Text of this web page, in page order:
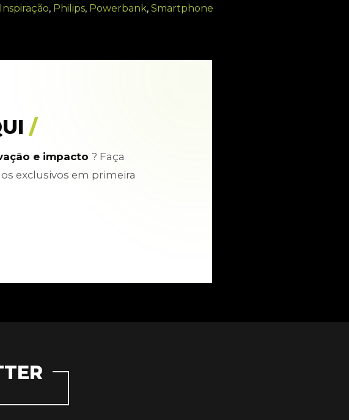
Inspiração, Philips, Powerbank, Smartphone
/
e impacto ? Faça
exclusivos em primeira